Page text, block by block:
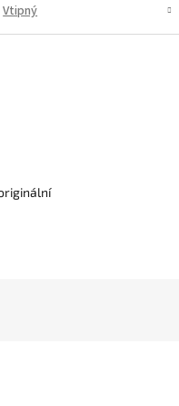
Vtipný